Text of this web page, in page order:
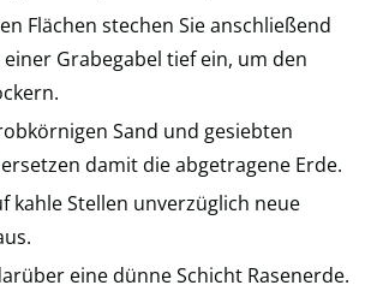
Flächen stechen Sie anschließend
Grabegabel tief ein, um den
Sand und gesiebten
damit die abgetragene Erde.
kahle Stellen unverzüglich neue
eine dünne Schicht Rasenerde.